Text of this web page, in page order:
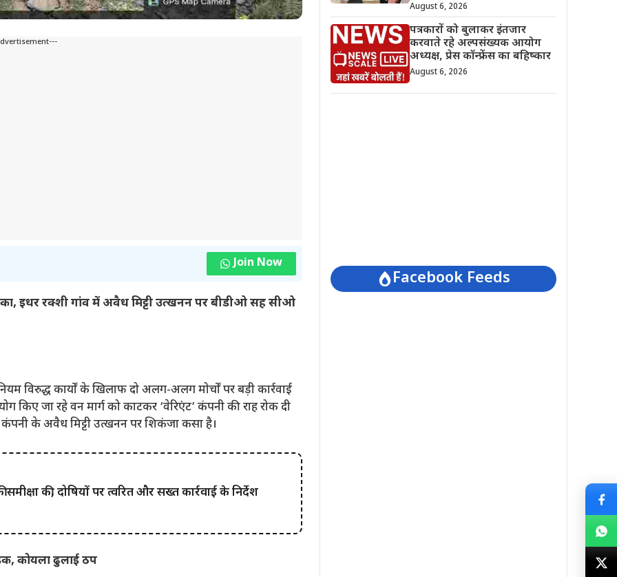
Join Now
इधर रक्शी गांव में अवैध मिट्टी उत्खनन पर बीडीओ सह सीओ
विरुद्ध कार्यों के खिलाफ दो अलग-अलग मोर्चों पर बड़ी कार्रवाई
जा रहे वन मार्ग को काटकर ‘वेरिएंट’ कंपनी की राह रोक दी
के अवैध मिट्टी उत्खनन पर शिकंजा कसा है।
की, दोषियों पर त्वरित और सख्त कार्रवाई के निर्देश
कोयला ढुलाई ठप
August 6, 2026
पत्रकारों को बुलाकर इंतजार
करवाते रहे अल्पसंख्यक आयोग
अध्यक्ष, प्रेस कॉन्फ्रेंस का बहिष्कार
August 6, 2026
Facebook Feeds